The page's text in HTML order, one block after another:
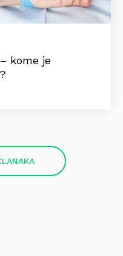
kome je